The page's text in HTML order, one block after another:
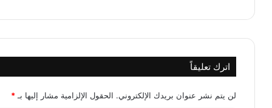
اترك تعليقاً
لن يتم نشر عنوان بريدك الإلكتروني. الحقول الإلزامية مشار إليها بـ*